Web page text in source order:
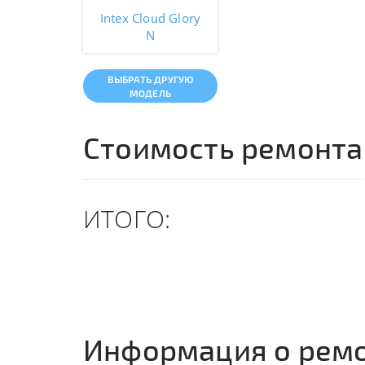
Intex Cloud Glory
N
ВЫБРАТЬ ДРУГУЮ
МОДЕЛЬ
Стоимость ремонта
ИТОГО:
Информация о